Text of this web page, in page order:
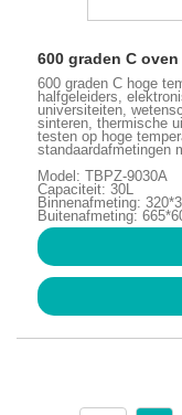
600 graden C
600 graden C hoge
halfgeleiders,
universiteiten,
sinteren, thermische
testen op hoge
standaardafmetingen
Model: TBPZ-9030A
Capaciteit: 30L
Binnenafmeting:
Buitenafmeting: